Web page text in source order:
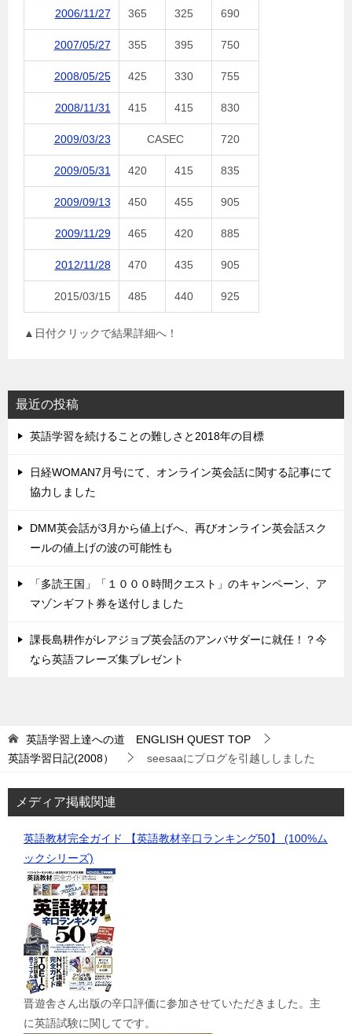
2006/11/27 365 325 690
2007/05/27 355 395 750
2008/05/25 425 330 755
2008/11/31 415 415 830
2009/03/23 CASEC 720
2009/05/31 420 415 835
2009/09/13 450 455 905
2009/11/29 465 420 885
2012/11/28 470 435 905
2015/03/15 485 440 925
▲日付クリックで結果詳細へ！
最近の投稿
英語学習を続けることの難しさと2018年の目標
日経WOMAN7月号にて、オンライン英会話に関する記事にて
協力しました
DMM英会話が3月から値上げへ、再びオンライン英会話スク
ールの値上げの波の可能性も
「多読王国」「１０００時間クエスト」のキャンペーン、ア
マゾンギフト券を送付しました
課長島耕作がレアジョブ英会話のアンバサダーに就任！？今
なら英語フレーズ集プレゼント
英語学習上達への道 ENGLISH QUEST TOP
英語学習日記(2008）
seesaaにブログを引越ししました
メディア掲載関連
英語教材完全ガイド 【英語教材辛口ランキング50】 (100%ム
ックシリーズ)
晋遊舎さん出版の辛口評価に参加させていただきました。主
に英語試験に関してです。